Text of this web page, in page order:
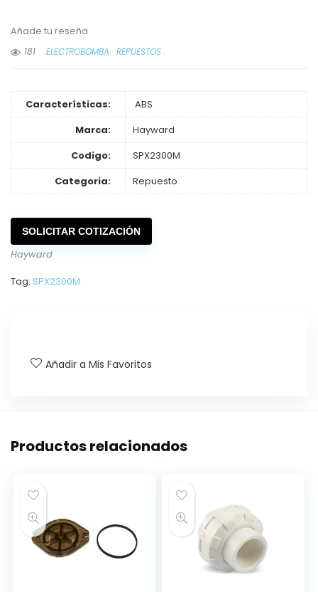
Añade tu reseña
181
ELECTROBOMBA REPUESTOS
Características:
ABS
Marca:
Hayward
Codigo:
SPX2300M
Categoria:
Repuesto
SOLICITAR COTIZACIÓN
Hayward
Tag: SPX2300M
Añadir a Mis Favoritos
Productos relacionados